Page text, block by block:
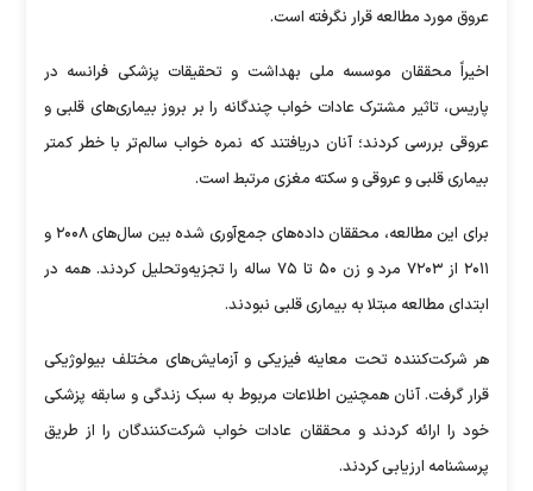
عروق مورد مطالعه قرار نگرفته است.
اخیراً محققان موسسه ملی بهداشت و تحقیقات پزشکی فرانسه در
پاریس، تاثیر مشترک عادات خواب چندگانه را بر بروز بیماری‌های قلبی و
عروقی بررسی کردند؛ آنان دریافتند که نمره خواب سالم‌تر با خطر کمتر
بیماری قلبی و عروقی و سکته مغزی مرتبط است.
برای این مطالعه، محققان داده‌های جمع‌آوری شده بین سال‌های ۲۰۰۸ و
۲۰۱۱ از ۷۲۰۳ مرد و زن ۵۰ تا ۷۵ ساله را تجزیه‌وتحلیل کردند. همه در
ابتدای مطالعه مبتلا به بیماری قلبی نبودند.
هر شرکت‌کننده تحت معاینه فیزیکی و آزمایش‌های مختلف بیولوژیکی
قرار گرفت. آنان همچنین اطلاعات مربوط به سبک زندگی و سابقه پزشکی
خود را ارائه کردند و محققان عادات خواب شرکت‌کنندگان را از طریق
پرسشنامه ارزیابی کردند.